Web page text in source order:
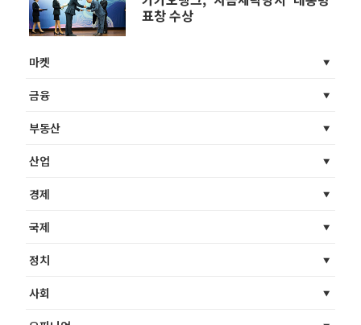
표창 수상
마켓
금융
부동산
산업
경제
국제
정치
사회